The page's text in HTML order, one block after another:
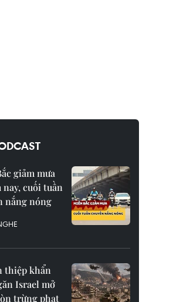
giảm mưa
nay, cuối tuần
nắng nóng
thiệp khẩn
Israel mở
trừng phạt